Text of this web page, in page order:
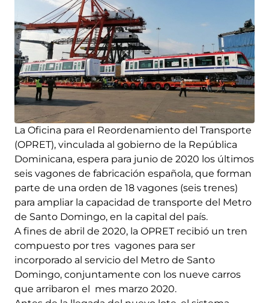
La Oficina para el Reordenamiento del Transporte
(OPRET), vinculada al gobierno de la República
Dominicana, espera para junio de 2020 los últimos
seis vagones de fabricación española, que forman
parte de una orden de 18 vagones (seis trenes)
para ampliar la capacidad de transporte del Metro
de Santo Domingo, en la capital del país.
A fines de abril de 2020, la OPRET recibió un tren
compuesto por tres vagones para ser
incorporado al servicio del Metro de Santo
Domingo, conjuntamente con los nueve carros
que arribaron el mes marzo 2020.